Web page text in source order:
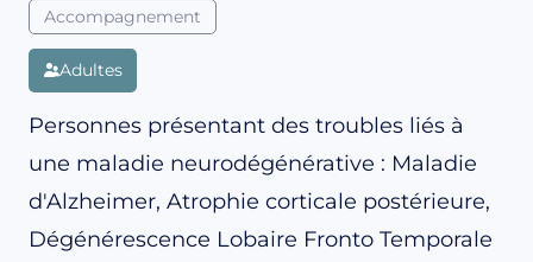
Accompagnement
Adultes
Personnes présentant des troubles liés à
une maladie neurodégénérative : Maladie
d'Alzheimer, Atrophie corticale postérieure,
Dégénérescence Lobaire Fronto Temporale